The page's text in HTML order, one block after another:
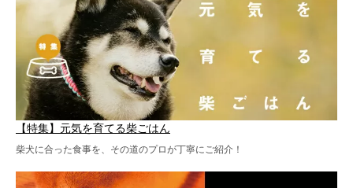
【特集】元気を育てる柴ごはん
柴犬に合った食事を、その道のプロが丁寧にご紹介！